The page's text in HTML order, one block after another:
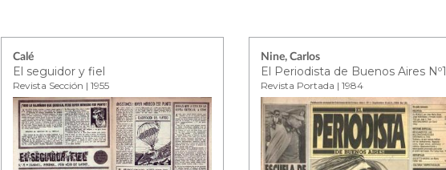
Calé
El seguidor y fiel
Revista Sección | 1955
Nine, Carlos
El Periodista de Buenos Aires Nº1
Revista Portada | 1984